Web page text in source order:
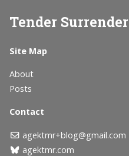
Tender Surrender
Site Map
About
Posts
Contact
agektmr+blog@gmail.com
agektmr.com